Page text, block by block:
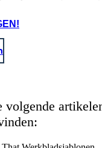
volgende